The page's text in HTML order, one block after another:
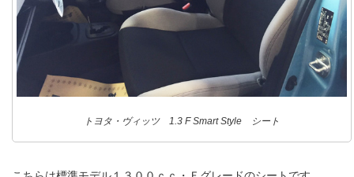
トヨタ・ヴィッツ 1.3 F Smart Style シート